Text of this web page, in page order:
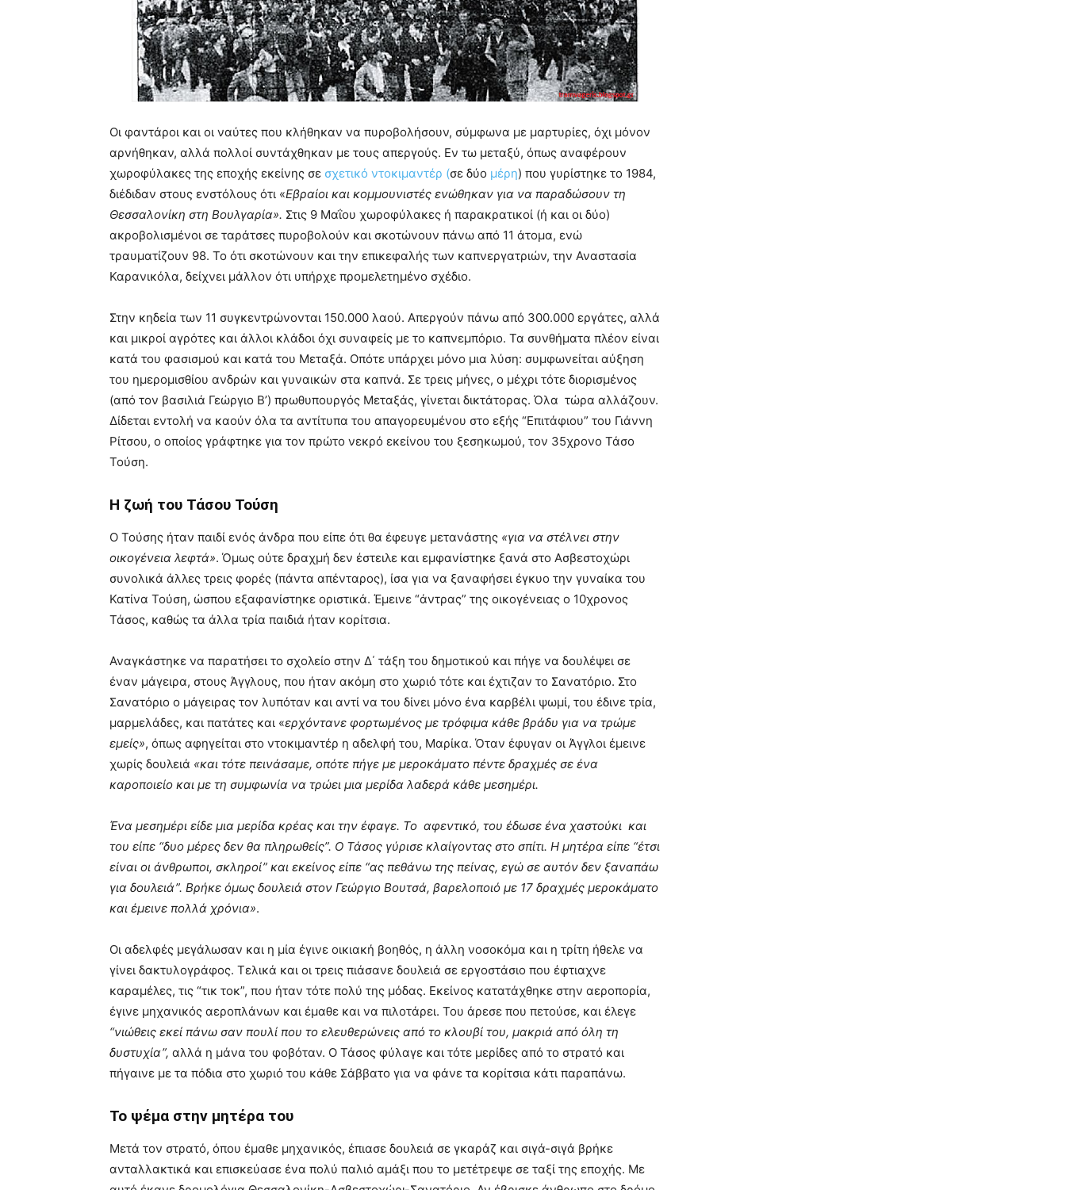
Οι φαντάροι και οι ναύτες που κλήθηκαν να πυροβολήσουν, σύμφωνα με μαρτυρίες, όχι μόνον
αρνήθηκαν, αλλά πολλοί συντάχθηκαν με τους απεργούς. Εν τω μεταξύ, όπως αναφέρουν
χωροφύλακες της εποχής εκείνης σε σχετικό ντοκιμαντέρ (σε δύο μέρη) που γυρίστηκε το 1984,
διέδιδαν στους ενστόλους ότι «Εβραίοι και κομμουνιστές ενώθηκαν για να παραδώσουν τη
Θεσσαλονίκη στη Βουλγαρία». Στις 9 Μαΐου χωροφύλακες ή παρακρατικοί (ή και οι δύο)
ακροβολισμένοι σε ταράτσες πυροβολούν και σκοτώνουν πάνω από 11 άτομα, ενώ
τραυματίζουν 98. Το ότι σκοτώνουν και την επικεφαλής των καπνεργατριών, την Αναστασία
Καρανικόλα, δείχνει μάλλον ότι υπήρχε προμελετημένο σχέδιο.
Στην κηδεία των 11 συγκεντρώνονται 150.000 λαού. Απεργούν πάνω από 300.000 εργάτες, αλλά
και μικροί αγρότες και άλλοι κλάδοι όχι συναφείς με το καπνεμπόριο. Τα συνθήματα πλέον είναι
κατά του φασισμού και κατά του Μεταξά. Οπότε υπάρχει μόνο μια λύση: συμφωνείται αύξηση
του ημερομισθίου ανδρών και γυναικών στα καπνά. Σε τρεις μήνες, ο μέχρι τότε διορισμένος
(από τον βασιλιά Γεώργιο Β’) πρωθυπουργός Μεταξάς, γίνεται δικτάτορας. Όλα τώρα αλλάζουν.
Δίδεται εντολή να καούν όλα τα αντίτυπα του απαγορευμένου στο εξής “Επιτάφιου” του Γιάννη
Ρίτσου, ο οποίος γράφτηκε για τον πρώτο νεκρό εκείνου του ξεσηκωμού, τον 35χρονο Τάσο
Τούση.
Η ζωή του Τάσου Τούση
Ο Τούσης ήταν παιδί ενός άνδρα που είπε ότι θα έφευγε μετανάστης «για να στέλνει στην
οικογένεια λεφτά». Όμως ούτε δραχμή δεν έστειλε και εμφανίστηκε ξανά στο Ασβεστοχώρι
συνολικά άλλες τρεις φορές (πάντα απένταρος), ίσα για να ξαναφήσει έγκυο την γυναίκα του
Κατίνα Τούση, ώσπου εξαφανίστηκε οριστικά. Έμεινε “άντρας” της οικογένειας ο 10χρονος
Τάσος, καθώς τα άλλα τρία παιδιά ήταν κορίτσια.
Αναγκάστηκε να παρατήσει το σχολείο στην Δ΄ τάξη του δημοτικού και πήγε να δουλέψει σε
έναν μάγειρα, στους Άγγλους, που ήταν ακόμη στο χωριό τότε και έχτιζαν το Σανατόριο. Στο
Σανατόριο ο μάγειρας τον λυπόταν και αντί να του δίνει μόνο ένα καρβέλι ψωμί, του έδινε τρία,
μαρμελάδες, και πατάτες και «ερχόντανε φορτωμένος με τρόφιμα κάθε βράδυ για να τρώμε
εμείς», όπως αφηγείται στο ντοκιμαντέρ η αδελφή του, Μαρίκα. Όταν έφυγαν οι Άγγλοι έμεινε
χωρίς δουλειά «και τότε πεινάσαμε, οπότε πήγε με μεροκάματο πέντε δραχμές σε ένα
καροποιείο και με τη συμφωνία να τρώει μια μερίδα λαδερά κάθε μεσημέρι.
Ένα μεσημέρι είδε μια μερίδα κρέας και την έφαγε. Το αφεντικό, του έδωσε ένα χαστούκι και
του είπε “δυο μέρες δεν θα πληρωθείς”. Ο Τάσος γύρισε κλαίγοντας στο σπίτι. Η μητέρα είπε “έτσι
είναι οι άνθρωποι, σκληροί” και εκείνος είπε “ας πεθάνω της πείνας, εγώ σε αυτόν δεν ξαναπάω
για δουλειά”. Βρήκε όμως δουλειά στον Γεώργιο Βουτσά, βαρελοποιό με 17 δραχμές μεροκάματο
και έμεινε πολλά χρόνια».
Οι αδελφές μεγάλωσαν και η μία έγινε οικιακή βοηθός, η άλλη νοσοκόμα και η τρίτη ήθελε να
γίνει δακτυλογράφος. Τελικά και οι τρεις πιάσανε δουλειά σε εργοστάσιο που έφτιαχνε
καραμέλες, τις “τικ τοκ”, που ήταν τότε πολύ της μόδας. Εκείνος κατατάχθηκε στην αεροπορία,
έγινε μηχανικός αεροπλάνων και έμαθε και να πιλοτάρει. Του άρεσε που πετούσε, και έλεγε
“νιώθεις εκεί πάνω σαν πουλί που το ελευθερώνεις από το κλουβί του, μακριά από όλη τη
δυστυχία”, αλλά η μάνα του φοβόταν. Ο Τάσος φύλαγε και τότε μερίδες από το στρατό και
πήγαινε με τα πόδια στο χωριό του κάθε Σάββατο για να φάνε τα κορίτσια κάτι παραπάνω.
Το ψέμα στην μητέρα του
Μετά τον στρατό, όπου έμαθε μηχανικός, έπιασε δουλειά σε γκαράζ και σιγά-σιγά βρήκε
ανταλλακτικά και επισκεύασε ένα πολύ παλιό αμάξι που το μετέτρεψε σε ταξί της εποχής. Με